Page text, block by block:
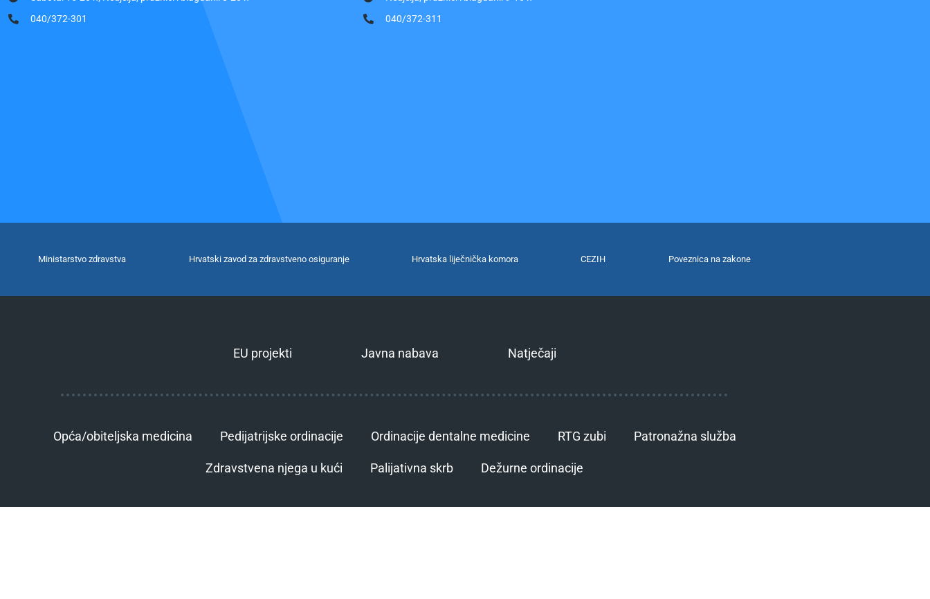
040/372-301
040/372-311
Ministarstvo zdravstva Hrvatski zavod za zdravstveno osiguranje Hrvatska liječnička komora CEZIH Poveznica na zakone
EU projekti Javna nabava Natječaji
Opća/obiteljska medicina Pedijatrijske ordinacije Ordinacije dentalne medicine RTG zubi Patronažna služba
Zdravstvena njega u kući Palijativna skrb Dežurne ordinacije